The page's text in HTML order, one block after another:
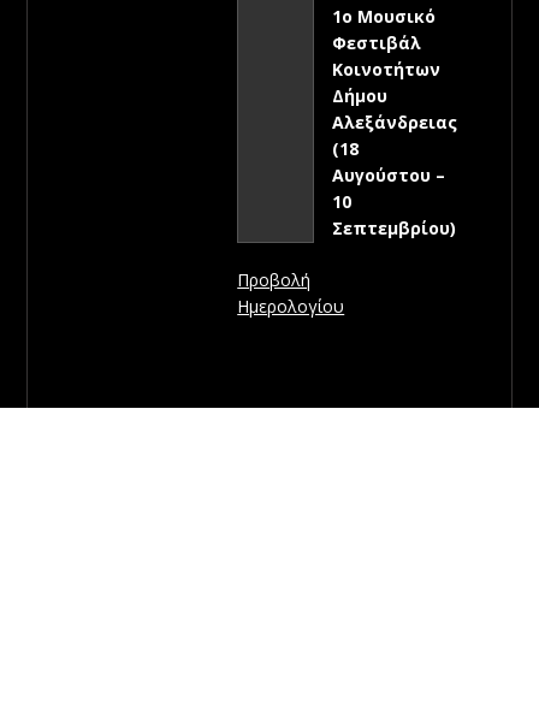
1ο Μουσικό
Φεστιβάλ
Κοινοτήτων
Δήμου
Αλεξάνδρειας
(18
Αυγούστου –
10
Σεπτεμβρίου)